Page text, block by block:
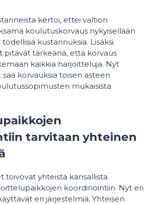
kertoi, ettei valtion
koulutuskorvaus nykyisellään
kustannuksia. Lisäksi
pitävät tärkeänä, että korvaus
kaikkia harjoitteluja. Nyt
korvauksia toisen asteen
mukaisista
tarvitaan yhteinen
toivovat yhteistä kansallista
koordinointiin. Nyt eri
eri järjestelmiä. Yhteisen